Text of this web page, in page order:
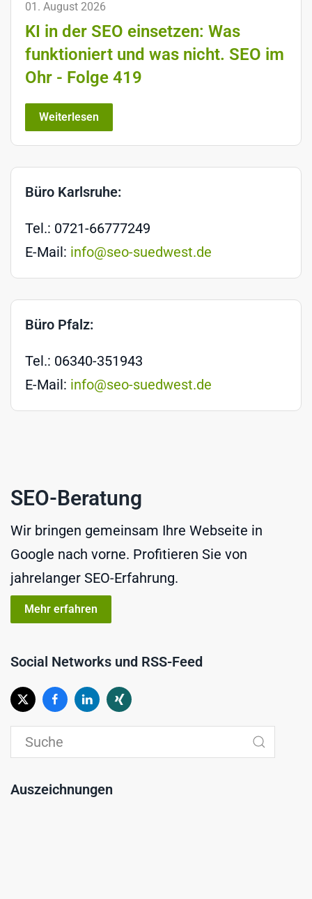
01. August 2026
KI in der SEO einsetzen: Was
funktioniert und was nicht. SEO im
Ohr - Folge 419
Weiterlesen
Büro Karlsruhe:
Tel.: 0721-66777249
E-Mail: info@seo-suedwest.de
Büro Pfalz:
Tel.: 06340-351943
E-Mail: info@seo-suedwest.de
SEO-Beratung
Wir bringen gemeinsam Ihre Webseite in
Google nach vorne. Profitieren Sie von
jahrelanger SEO-Erfahrung.
Mehr erfahren
Social Networks und RSS-Feed
Auszeichnungen